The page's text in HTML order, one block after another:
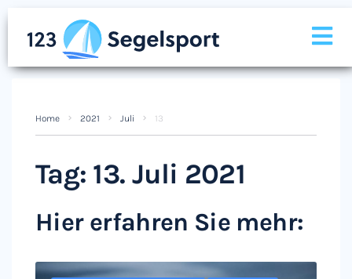
Home 2021 Juli 13
Tag: 13. Juli 2021
Hier erfahren Sie mehr: